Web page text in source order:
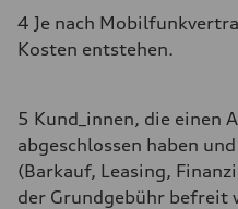
4 Je nach
Kosten entstehen.
5 Kund_innen, die einen
abgeschlossen haben
(Barkauf, Leasing,
der Grundgebühr befreit